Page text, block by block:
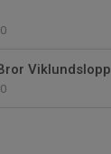
0
Viklundslopp
0